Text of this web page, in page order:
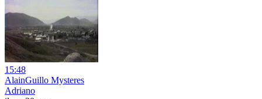
15:48
AlainGuillo Mysteres
Adriano